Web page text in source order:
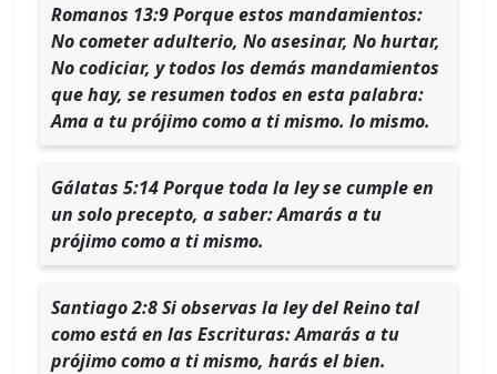
Romanos 13:9 Porque estos mandamientos:
No cometer adulterio, No asesinar, No hurtar,
No codiciar, y todos los demás mandamientos
que hay, se resumen todos en esta palabra:
Ama a tu prójimo como a ti mismo. lo mismo.
Gálatas 5:14 Porque toda la ley se cumple en
un solo precepto, a saber: Amarás a tu
prójimo como a ti mismo.
Santiago 2:8 Si observas la ley del Reino tal
como está en las Escrituras: Amarás a tu
prójimo como a ti mismo, harás el bien.